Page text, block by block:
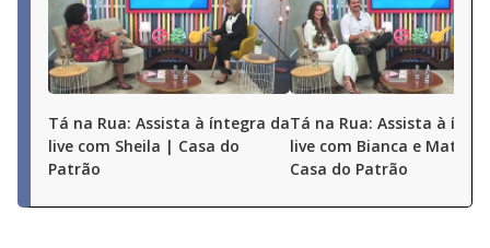
Tá na Rua: Assista à íntegra da
live com Sheila | Casa do
Patrão
Tá na Rua: Assista à
live com Bianca e
Casa do Patrão